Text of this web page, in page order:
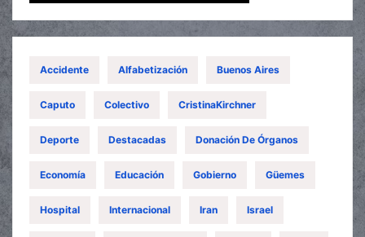
Accidente Alfabetización Buenos Aires
Caputo Colectivo CristinaKirchner
Deporte Destacadas Donación De Órganos
Economía Educación Gobierno Güemes
Hospital Internacional Iran Israel